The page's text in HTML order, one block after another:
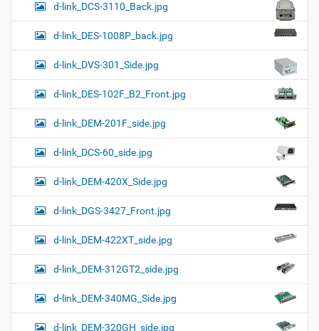
d-link_DCS-3110_Back.jpg
d-link_DES-1008P_back.jpg
d-link_DVS-301_Side.jpg
d-link_DES-102F_B2_Front.jpg
d-link_DEM-201F_side.jpg
d-link_DCS-60_side.jpg
d-link_DEM-420X_Side.jpg
d-link_DGS-3427_Front.jpg
d-link_DEM-422XT_side.jpg
d-link_DEM-312GT2_side.jpg
d-link_DEM-340MG_Side.jpg
d-link_DEM-320GH_side.jpg